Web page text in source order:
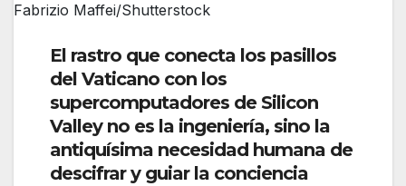
Fabrizio Maffei/Shutterstock
El rastro que conecta los pasillos
del Vaticano con los
supercomputadores de Silicon
Valley no es la ingeniería, sino la
antiquísima necesidad humana de
descifrar y guiar la conciencia